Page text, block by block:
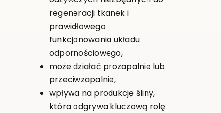
regeneracji tkanek i
prawidłowego
funkcjonowania układu
odpornościowego,
może działać prozapalnie lub
przeciwzapalnie,
wpływa na produkcję śliny,
która odgrywa kluczową rolę